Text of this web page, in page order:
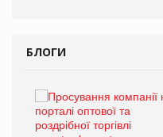
БЛОГИ